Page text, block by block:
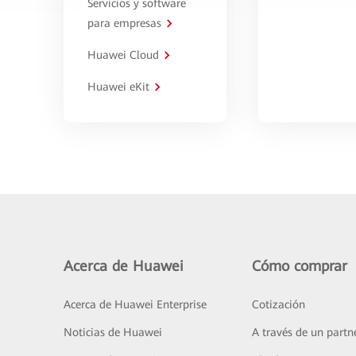
Servicios y software
para empresas
Huawei Cloud
Huawei eKit
Acerca de Huawei
Acerca de Huawei Enterprise
Noticias de Huawei
Cómo comprar
Cotización
A través de un